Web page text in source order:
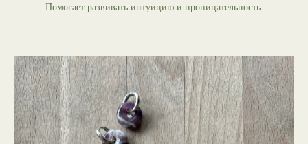
Помогает развивать интуицию и проницательность.